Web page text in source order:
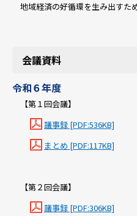
地域経済の好循環を生み出すた
会議資料
令和６年度
【第１回会議】
議事録 [PDF:536KB]
まとめ [PDF:117KB]
【第２回会議】
議事録 [PDF:306KB]